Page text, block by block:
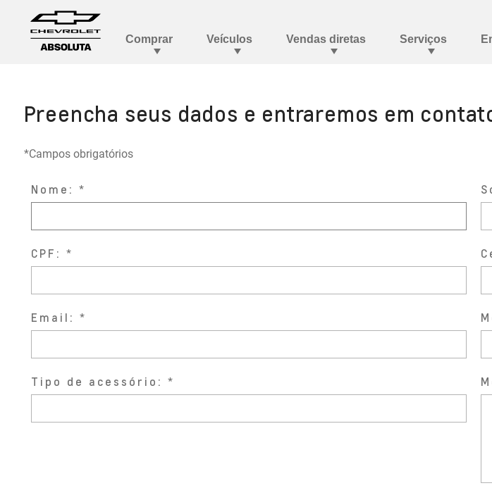
Preencha seus dados e entraremos em
*Campos obrigatórios
Nome:
CPF:
Email:
Tipo de acessório: